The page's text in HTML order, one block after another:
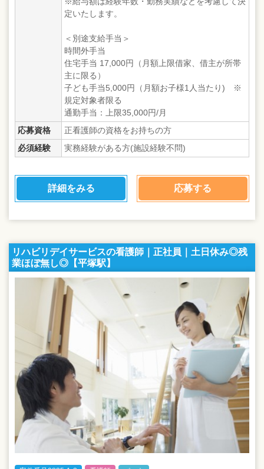
定いたします。
＜別途支給手当＞
時間外手当
住宅手当 17,000円（月額上限借家、借主が所帯
主に限る）
子ども手当5,000円（月額お子様1人当たり) ※
規定対象者限る
通勤手当：上限35,000円/月
応募資格
正看護師の資格をお持ちの方
必須経験
実務経験がある方(施設経験不問)
詳細をみる 応募する
リハビリデイサービスの看護師｜正社員｜土日休み◎残
業ほぼ無し◎【平塚駅】